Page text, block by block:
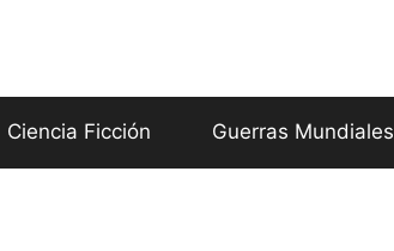
Ciencia Ficción Guerras Mundiales